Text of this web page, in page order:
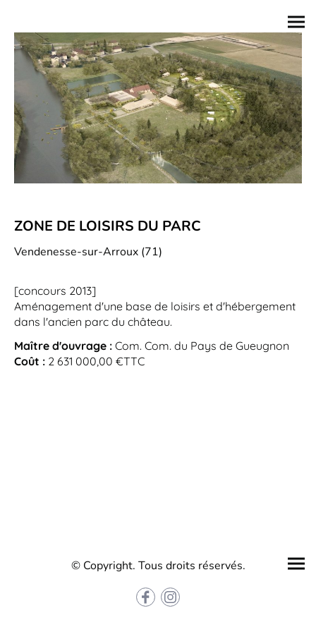
ZONE DE LOISIRS DU PARC
Vendenesse-sur-Arroux (71)
[concours 2013]
Aménagement d'une base de loisirs et d'hébergement
dans l'ancien parc du château.
Maître d'ouvrage : Com. Com. du Pays de Gueugnon
Coût : 2 631 000,00 €TTC
© Copyright. Tous droits réservés.